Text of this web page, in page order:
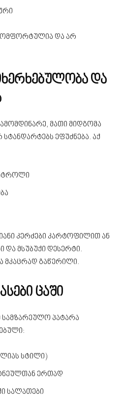
და არ
და
მათი მიდგომა
სტანდარტებს ეფუძნება. აქ
კერძები კარტოფილით ან
და მსუბუქი დესერტი.
მკაცრად გაწერილი.
ცაში
პატარა
სტილი)
ერთად
სალათები